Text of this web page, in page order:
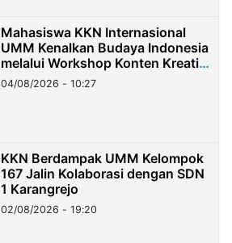
Mahasiswa KKN Internasional
UMM Kenalkan Budaya Indonesia
melalui Workshop Konten Kreatif
di Taiwan
04/08/2026 - 10:27
KKN Berdampak UMM Kelompok
167 Jalin Kolaborasi dengan SDN
1 Karangrejo
02/08/2026 - 19:20